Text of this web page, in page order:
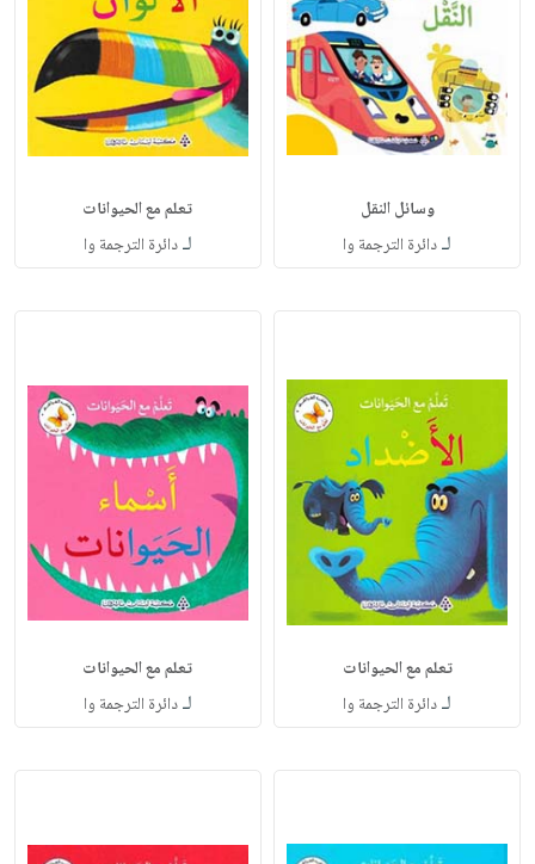
وسائل النقل
لـدائرة الترجمة وا
تعلم مع الحيوانات
لـدائرة الترجمة وا
تعلم مع الحيوانات
لـدائرة الترجمة وا
تعلم مع الحيوانات
لـدائرة الترجمة وا